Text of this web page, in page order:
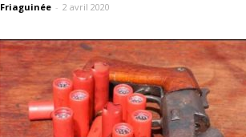
Friaguinée - 2 avril 2020